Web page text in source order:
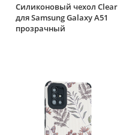
Силиконовый чехол Clear
для Samsung Galaxy A51
прозрачный